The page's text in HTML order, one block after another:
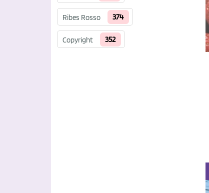
Ribes Rosso 374
Copyright 352